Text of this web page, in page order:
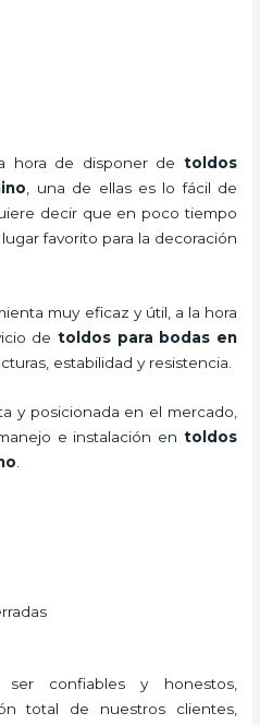
hora de disponer de toldos
, una de ellas es lo fácil de
decir que en poco tiempo
favorito para la decoración
muy eficaz y útil, a la hora
de toldos para bodas en
estabilidad y resistencia.
y posicionada en el mercado,
e instalación en toldos
ser confiables y honestos,
total de nuestros clientes,